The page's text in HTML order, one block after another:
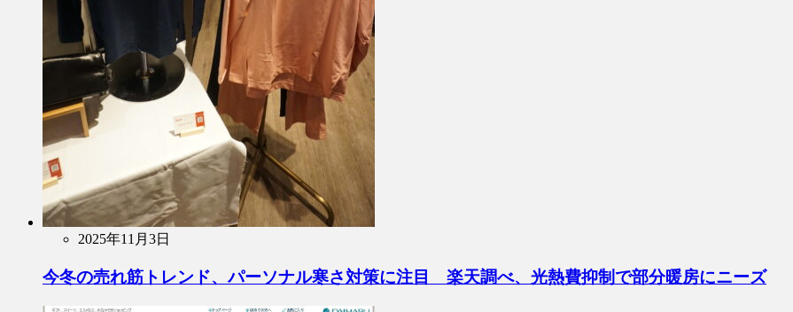
2025年11月3日
今冬の売れ筋トレンド、パーソナル寒さ対策に注目 楽天調べ、光熱費抑制で部分暖房にニーズ